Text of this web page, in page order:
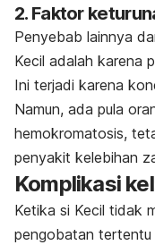
2. Faktor
Penyebab lainnya
Kecil adalah karena
Ini terjadi karena
Namun, ada pula
hemokromatosis,
penyakit kelebihan
Komplikasi
Ketika si Kecil tidak
pengobatan